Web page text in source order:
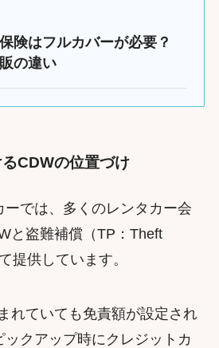
険はフルカバーが必要？
の違い
CDWの位置づけ
ーでは、多くのレンタカー会
と盗難補償（TP：Theft
提供しています。
れていても免責額が設定され
クアップ時にクレジットカ